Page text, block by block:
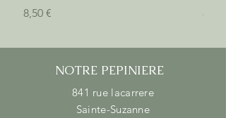
Prix
8,50 €
Prix
8,50 €
NOTRE PEPINIERE
841 rue lacarrere
Sainte-Suzanne